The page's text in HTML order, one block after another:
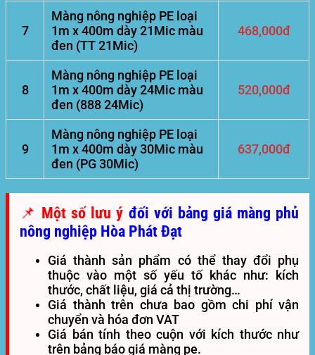
7
Màng nông nghiệp PE loại
1m x 400m dày 21Mic màu
đen (TT 21Mic)
468,000đ
8
Màng nông nghiệp PE loại
1m x 400m dày 24Mic màu
đen (888 24Mic)
520,000đ
9
Màng nông nghiệp PE loại
1m x 400m dày 30Mic màu
đen (PG 30Mic)
637,000đ
📌 Một số lưu ý đối với bảng giá màng phủ
nông nghiệp Hòa Phát Đạt
Giá thành sản phẩm có thể thay đổi phụ
thuộc vào một số yếu tố khác như: kích
thước, chất liệu, giá cả thị trường…
Giá thành trên chưa bao gồm chi phí vận
chuyển và hóa đơn VAT
Giá bán tính theo cuộn với kích thước như
trên bảng báo giá màng pe.